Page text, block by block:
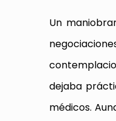
Un
dejaba
médicos.